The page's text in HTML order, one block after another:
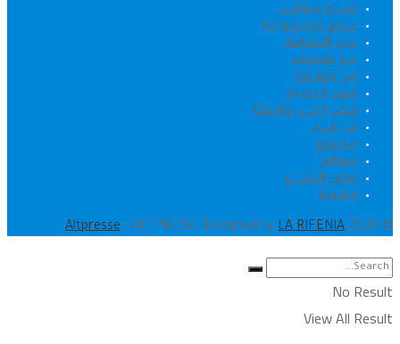
عدالة وحوادث
علوم وتكنولوجيا
عين الحقيقة
غير مصنف
فن وثقافة
قضايا دولية
قضايا في الواجهة
كاريكاتير
مجتمع
معالم
نبض الشارع
وطنية
© 2020
Altpresse - ALTPRESSE Designed by LA RIFENIA
.
No Result
View All Result